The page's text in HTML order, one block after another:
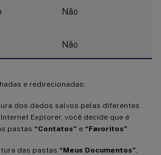
Não
Não
e redirecionadas:
dos dados salvos pelas diferentes
Explorer, você decide que é
pastas “Contatos” e “Favoritos”
das pastas “Meus Documentos”